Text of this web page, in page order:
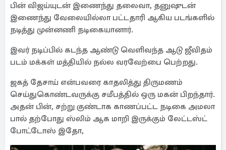
பின் விஜய்யுடன் இணைந்து தலைவா, தனுஷுடன்
இணைந்து வேலையில்லா பட்டதாரி ஆகிய படங்களில்
நடித்து முன்னணி நடிகையானார்.
இவர் நடிப்பில் கடந்த ஆண்டு வெளிவந்த ஆடு ஜீவிதம்
படம் மக்கள் மத்தியில் நல்ல வரவேற்பை பெற்றது.
ஜகத் தேசாய் என்பவரை காதலித்து திருமணம்
செய்துகொண்டவருக்கு சமீபத்தில் ஒரு மகன் பிறந்தார்.
அதன் பின், சற்று குண்டாக காணப்பட்ட நடிகை அமலா
பால் தற்போது ஸ்லிம் ஆக மாறி இருக்கும் லேட்டஸ்ட்
போட்டோஸ் இதோ,